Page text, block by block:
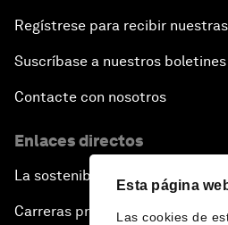
Esta página
Las cookies de
Regístrese para recibir
Suscríbase a nuestros boletines
Contacte con nosotros
Enlaces directos
La sostenibilidad en el Foro
Carreras profesionales